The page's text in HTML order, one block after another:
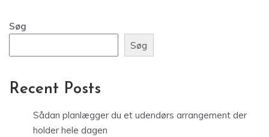
Søg
Søg
Recent Posts
Sådan planlægger du et udendørs arrangement der
holder hele dagen